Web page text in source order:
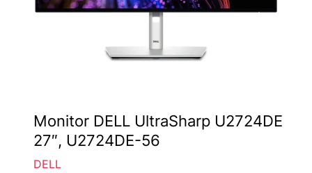
Monitor DELL UltraSharp U2724DE
27″, U2724DE-56
DELL